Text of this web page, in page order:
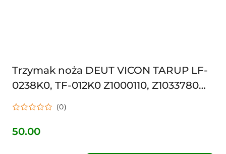
Trzymak noża DEUT VICON TARUP LF-
0238K0, TF-012K0 Z1000110, Z1033780
TF012 LF-0238K0, TF-012K0, TF-012
(0)
Cena:
50.00